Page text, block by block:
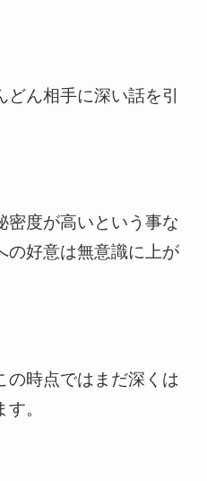
ん相手に深い話を引
密度が高いという事な
の好意は無意識に上が
の時点ではまだ深くは
。